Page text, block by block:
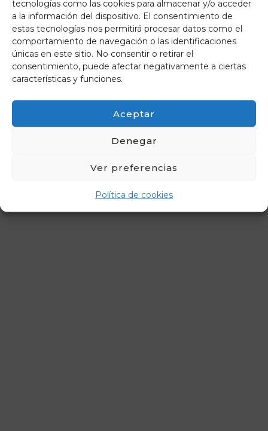
tecnologías como las cookies para almacenar y/o acceder
a la información del dispositivo. El consentimiento de
estas tecnologías nos permitirá procesar datos como el
comportamiento de navegación o las identificaciones
únicas en este sitio. No consentir o retirar el
consentimiento, puede afectar negativamente a ciertas
características y funciones.
Aceptar
Denegar
Ver preferencias
Política de cookies